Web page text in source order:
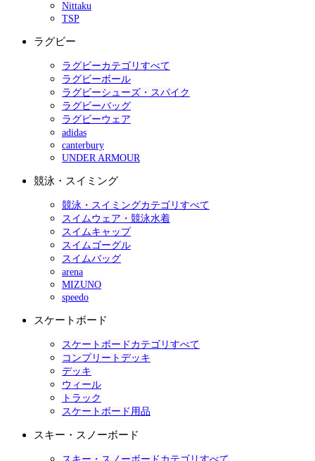
Nittaku
TSP
ラグビー
ラグビーカテゴリすべて
ラグビーボール
ラグビーシューズ・スパイク
ラグビーバッグ
ラグビーウェア
adidas
canterbury
UNDER ARMOUR
競泳・スイミング
競泳・スイミングカテゴリすべて
スイムウェア・競泳水着
スイムキャップ
スイムゴーグル
スイムバッグ
arena
MIZUNO
speedo
スケートボード
スケートボードカテゴリすべて
コンプリートデッキ
デッキ
ウィール
トラック
スケートボード用品
スキー・スノーボード